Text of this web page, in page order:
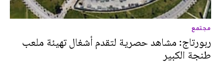
مجتمع
ربورتاج: مشاهد حصرية لتقدم أشغال تهيئة ملعب
طنجة الكبير